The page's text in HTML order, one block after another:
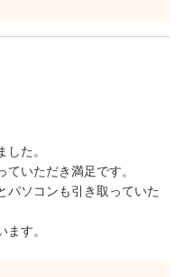
た。
いただき満足です。
パソコンも引き取っていた
す。